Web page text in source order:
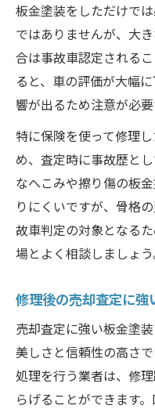
板金塗装をしただけで
ではありませんが、大
合は事故車認定される
ると、車の評価が大幅
響が出るため注意が必要
特に保険を使って修理
め、査定時に事故歴と
なへこみや擦り傷の板
りにくいですが、骨格
故車判定の対象となる
場とよく相談しましょう
修理後の売却査定に
売却査定に強い板金塗
美しさと信頼性の高さ
処理を行う業者は、修
らげることができます